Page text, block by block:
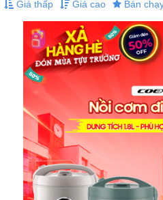
Giá thấp Giá cao Bán